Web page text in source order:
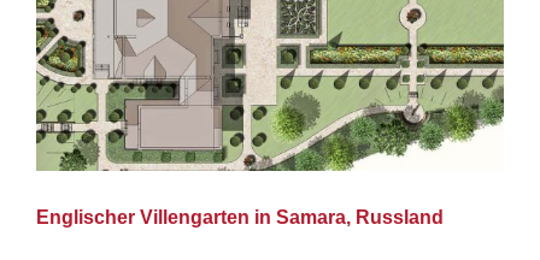
Englischer Villengarten in Samara, Russland